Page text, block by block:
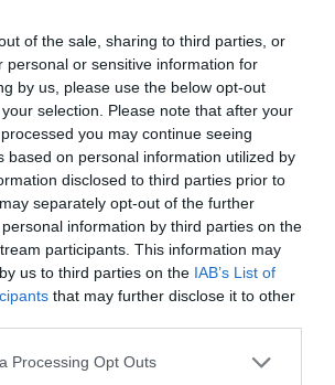
of the sale, sharing to third parties, or
personal or sensitive information for
by us, please use the below opt-out
selection. Please note that after your
you may continue seeing
based on personal information utilized by
disclosed to third parties prior to
separately opt-out of the further
information by third parties on the
participants. This information may
us to third parties on the IAB’s List of
that may further disclose it to other
Processing Opt Outs
hidratación y lubricación. Y
son capaces de contrarrestar
la atrofia, la sequedad vaginal y la
el ácido hialurónico sustituye la
del moco cervical. De este modo, el
frentes distintos. Por un lado,
el epitelio vaginal de las
la sequedad vaginal y la atrofia. En
permiten un efecto hidratante